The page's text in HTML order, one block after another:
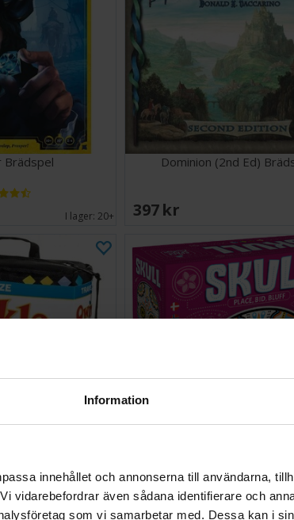
Information
innehållet och annonserna till användarna,
vidarebefordrar även sådana identifierare och
som vi samarbetar med. Dessa kan i
Brädspel
I lager:20+
Dominion (2nd Ed)
397 SEK
Väntas in: 135 SEK